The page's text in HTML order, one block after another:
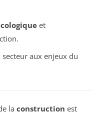
et
aux enjeux du
la construction est